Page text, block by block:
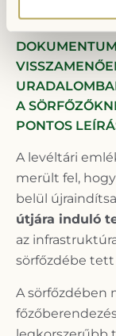
A
PONTOS
A levéltári
merült fel,
belül
útjára induló
az
sörfőzdébe
A sörfőzdében